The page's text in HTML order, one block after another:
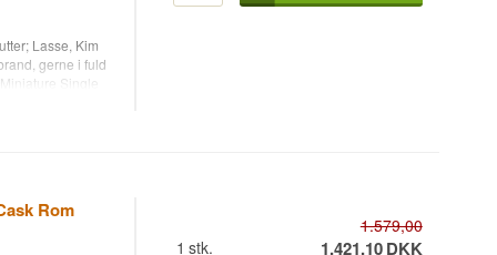
Lasse, Kim
gerne i fuld
Single
et brugt
Rom
1.579,00
1 stk. 1.421,10DKK